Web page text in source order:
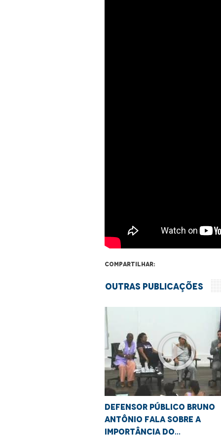
Compartilhar:
Outras Publicações
play_circle_outline
Defensor público Bruno
Antônio fala sobre a
importância do